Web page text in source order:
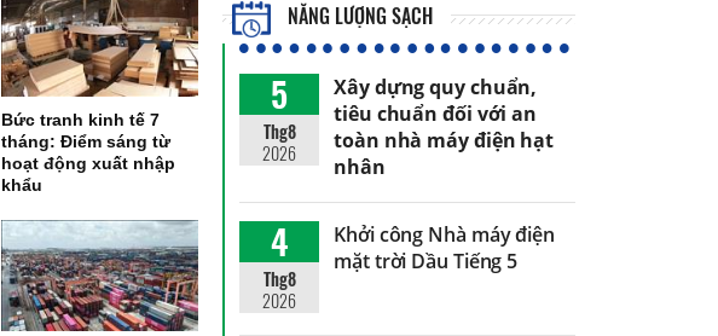
Bức tranh kinh tế 7
tháng: Điểm sáng từ
hoạt động xuất nhập
khẩu
NĂNG LƯỢNG SẠCH
5
Thg8
2026
Xây dựng quy chuẩn,
tiêu chuẩn đối với an
toàn nhà máy điện hạt
nhân
4
Thg8
2026
Khởi công Nhà máy điện
mặt trời Dầu Tiếng 5